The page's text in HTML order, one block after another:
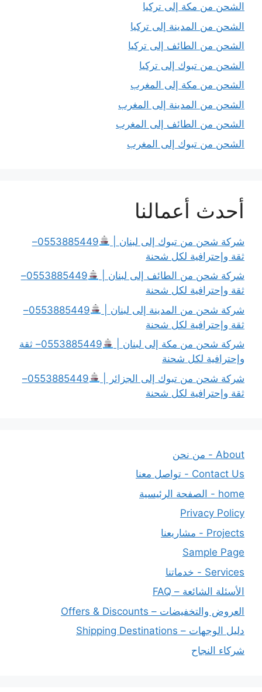
الشحن من مكة إلى تركيا
الشحن من المدينة إلى تركيا
الشحن من الطائف إلى تركيا
الشحن من تبوك إلى تركيا
الشحن من مكة إلى المغرب
الشحن من المدينة إلى المغرب
الشحن من الطائف إلى المغرب
الشحن من تبوك إلى المغرب
أحدث أعمالنا
شركة شحن من تبوك إلى لبنان |
0553885449–
ثقة وإحترافية لكل شحنة
شركة شحن من الطائف إلى لبنان |
0553885449–
ثقة وإحترافية لكل شحنة
شركة شحن من المدينة إلى لبنان |
0553885449–
ثقة وإحترافية لكل شحنة
شركة شحن من مكة إلى لبنان |
0553885449– ثقة
وإحترافية لكل شحنة
شركة شحن من تبوك إلى الجزائر |
0553885449–
ثقة وإحترافية لكل شحنة
About - من نحن
Contact Us - تواصل معنا
home - الصفحة الرئيسية
Privacy Policy
Projects - مشاريعنا
Sample Page
Services - خدماتنا
الأسئلة الشائعة – FAQ
العروض والتخفيضات – Offers & Discounts
دليل الوجهات – Shipping Destinations
شركاء النجاح